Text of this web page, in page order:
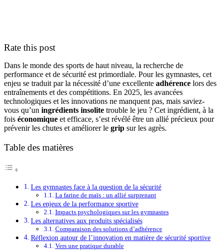
Rate this post
Dans le monde des sports de haut niveau, la recherche de
performance et de sécurité est primordiale. Pour les gymnastes, cet
enjeu se traduit par la nécessité d’une excellente adhérence lors des
entraînements et des compétitions. En 2025, les avancées
technologiques et les innovations ne manquent pas, mais saviez-
vous qu’un ingrédients insolite trouble le jeu ? Cet ingrédient, à la
fois économique et efficace, s’est révélé être un allié précieux pour
prévenir les chutes et améliorer le grip sur les agrès.
Table des matières
Les gymnastes face à la question de la sécurité
La farine de maïs : un allié surprenant
Les enjeux de la performance sportive
Impacts psychologiques sur les gymnastes
Les alternatives aux produits spécialisés
Comparaison des solutions d’adhérence
Réflexion autour de l’innovation en matière de sécurité sportive
Vers une pratique durable